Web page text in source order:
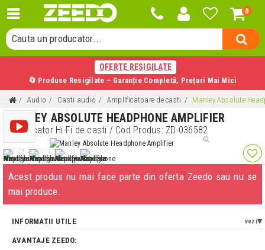
0
Cauta o categorie...
Cauta un producator...
Cauta un produs...
OFERTE RESIGILATE
🔄 Produse Resigilate – Garanție Completă, Prețuri Mai Mici
Audio Casti audio Amplificatoare de casti Manley Absolute
MANLEY ABSOLUTE HEADPHONE AMPLIFIER
Amplificator Hi-Fi de casti / Cod Produs: ZD-036582
Acest produs nu mai face parte din oferta Zeedo sau nu se
mai produce.
INFORMATII UTILE vezi
AVANTAJE ZEEDO: